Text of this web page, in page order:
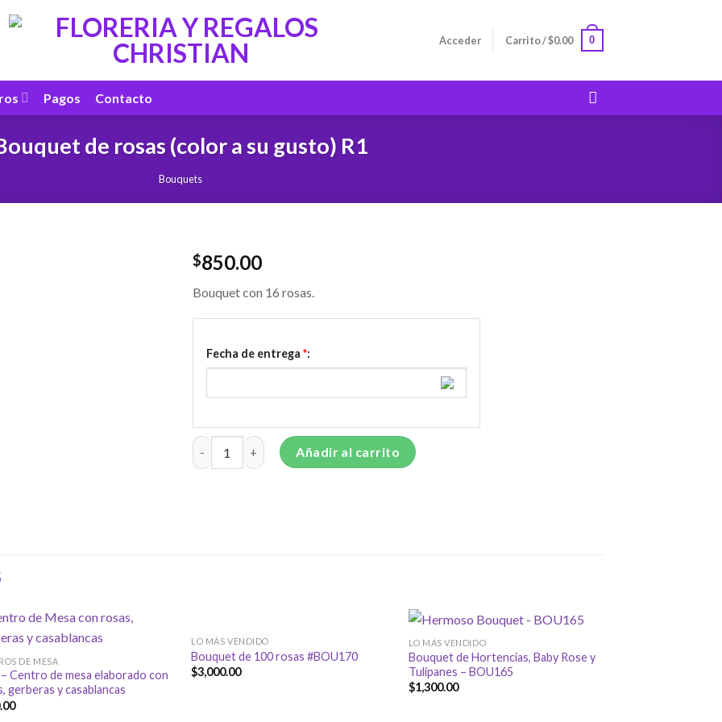
Acceder Carrito /$0.00 0
Pagos Contacto
de rosas (color a su gusto) R1
Bouquets
$850.00
Bouquet con 16 rosas.
Fecha de entrega *:
Bouquet de rosas (color a su gusto) R1 cantidad
Añadir al carrito
DE MESA
Centro de mesa elaborado con
gerberas y casablancas
LO MÁS VENDIDO
Bouquet de 100 rosas #BOU170
$3,000.00
LO MÁS VENDIDO
Bouquet de Hortencias, Baby Rose y
Tulipanes – BOU165
$1,300.00